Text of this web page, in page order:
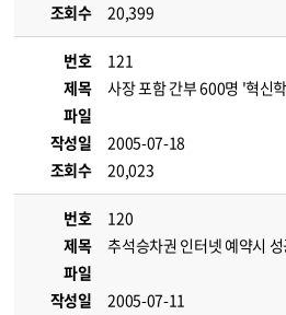
조회수
20,399
번호
121
제목
사장 포함 간부 600명 '혁신
파일
작성일
2005-07-18
조회수
20,023
번호
120
제목
추석승차권 인터넷 예약시
파일
작성일
2005-07-11